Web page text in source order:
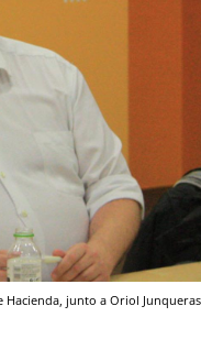
Hacienda, junto a Oriol Junqueras